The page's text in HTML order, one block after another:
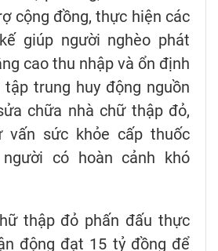
cộng đồng, thực hiện các
giúp người nghèo phát
cao thu nhập và ổn định
tập trung huy động nguồn
chữa nhà chữ thập đỏ,
vấn sức khỏe cấp thuốc
có hoàn cảnh khó
thập đỏ phấn đấu thực
động đạt 15 tỷ đồng để